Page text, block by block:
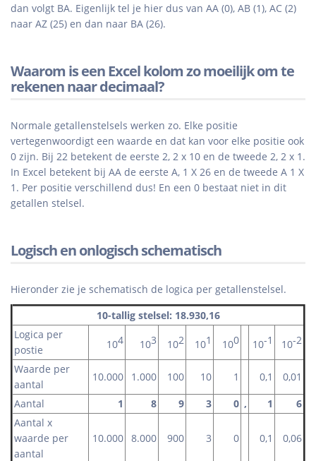
dan volgt BA. Eigenlijk tel je hier dus van AA (0), AB (1), AC (2)
naar AZ (25) en dan naar BA (26).
Waarom is een Excel kolom zo moeilijk om te
rekenen naar decimaal?
Normale getallenstelsels werken zo. Elke positie
vertegenwoordigt een waarde en dat kan voor elke positie ook
0 zijn. Bij 22 betekent de eerste 2, 2 x 10 en de tweede 2, 2 x 1.
In Excel betekent bij AA de eerste A, 1 X 26 en de tweede A 1 X
1. Per positie verschillend dus! En een 0 bestaat niet in dit
getallen stelsel.
Logisch en onlogisch schematisch
Hieronder zie je schematisch de logica per getallenstelsel.
10-tallig stelsel: 18.930,16
Logica per
postie
104 103 102 101 100 10-1 10-2
Waarde per
aantal
10.000 1.000 100 10 1 0,1
0,01
Aantal
1 8 9 3 0 , 1
6
Aantal x
waarde per
aantal
10.000 8.000 900 3 0 0,1 0,06